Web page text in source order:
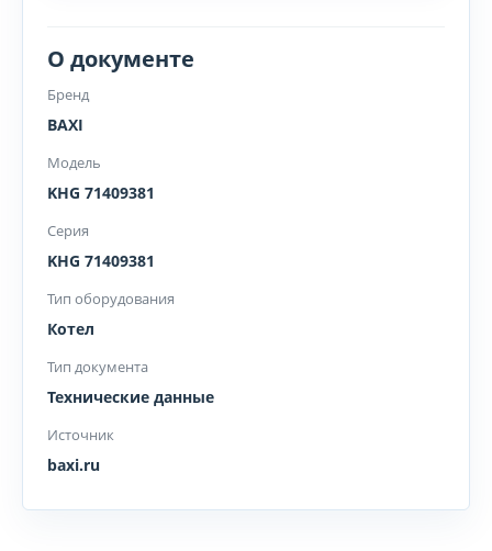
О документе
Бренд
BAXI
Модель
KHG 71409381
Серия
KHG 71409381
Тип оборудования
Котел
Тип документа
Технические данные
Источник
baxi.ru